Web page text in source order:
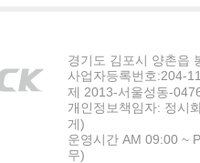
경기도 김포시 양촌읍
사업자등록번호:204-
제 2013-서울성동-
개인정보책임자: 정시
게)
운영시간 AM 09:00 ~
무)